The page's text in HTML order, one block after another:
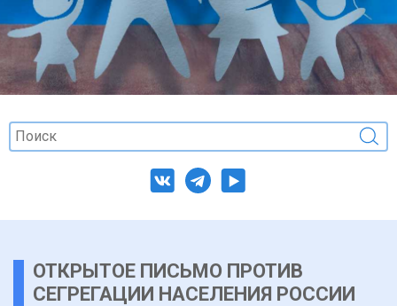
ОТКРЫТОЕ ПИСЬМО ПРОТИВ
СЕГРЕГАЦИИ НАСЕЛЕНИЯ РОССИИ